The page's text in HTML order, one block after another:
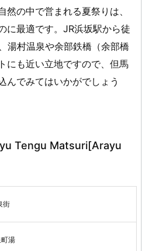
の中で営まれる夏祭りは、
に最適です。JR浜坂駅から徒
湯村温泉や余部鉄橋（余部橋
にも近い立地ですので、但馬
んでみてはいかがでしょう
Tengu Matsuri[Arayu
街
湯